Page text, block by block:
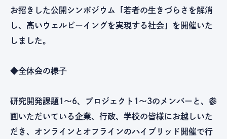
お招きした公開シンポジウム「若者の生きづらさを解消
し、高いウェルビーイングを実現する社会」を開催いた
しました。
◆全体会の様子
研究開発課題1〜6、プロジェクト1〜3のメンバーと、参
画いただいている企業、行政、学校の皆様にお越しいた
だき、オンラインとオフラインのハイブリッド開催で行